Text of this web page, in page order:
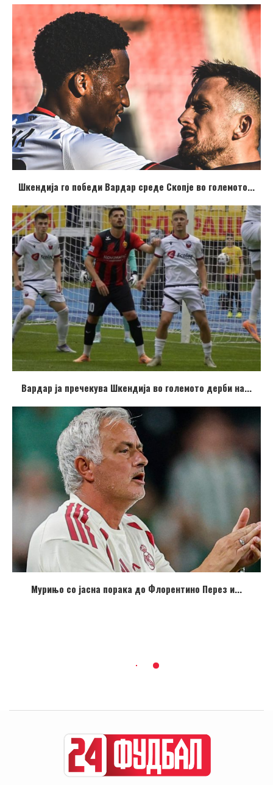
Шкендија го победи Вардар среде Скопје во големото...
Вардар ја пречекува Шкендија во големото дерби на...
Мурињо со јасна порака до Флорентино Перез и...